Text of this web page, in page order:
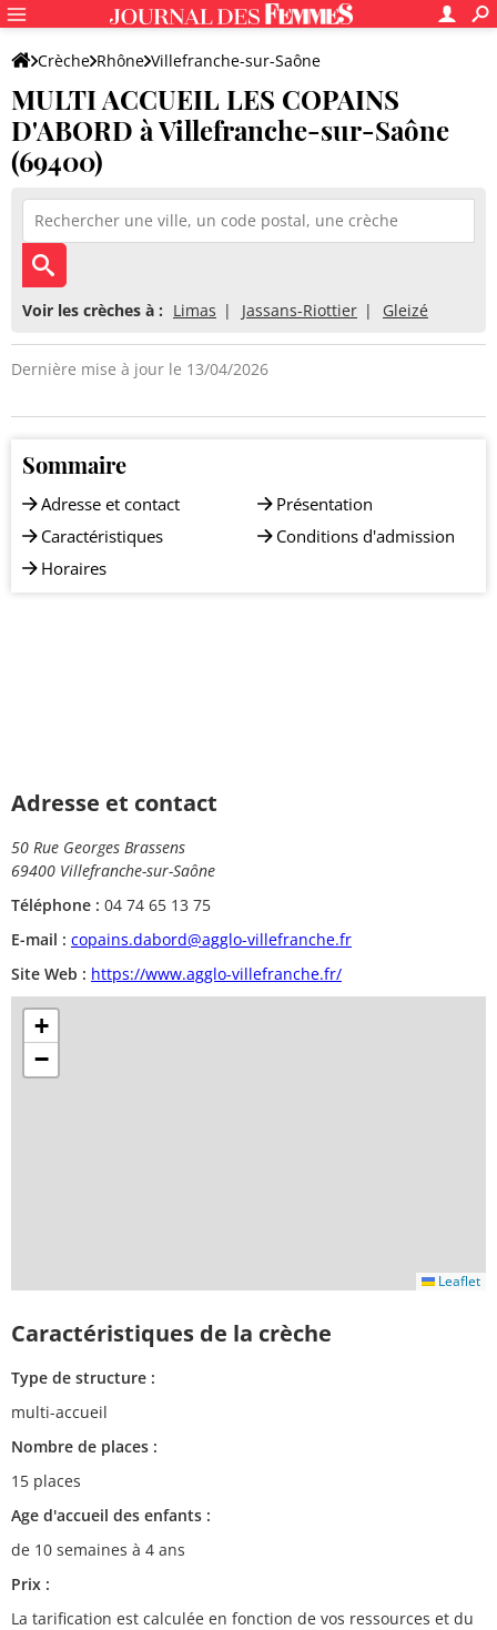
Crèche Rhône Villefranche-sur-Saône
MULTI ACCUEIL LES COPAINS D'ABORD
MULTI ACCUEIL LES COPAINS
D'ABORD à Villefranche-sur-Saône
(69400)
Voir les crèches à : Limas Jassans-Riottier Gleizé
Dernière mise à jour le 13/04/2026
Sommaire
Adresse et contact
Caractéristiques
Horaires
Présentation
Conditions d'admission
Adresse et contact
50 Rue Georges Brassens
69400 Villefranche-sur-Saône
Téléphone : 04 74 65 13 75
E-mail : copains.dabord@agglo-villefranche.fr
Site Web : https://www.agglo-villefranche.fr/
+
−
Leaflet
Caractéristiques de la crèche
Type de structure :
multi-accueil
Nombre de places :
15 places
Age d'accueil des enfants :
de 10 semaines à 4 ans
Prix :
La tarification est calculée en fonction de vos ressources et du